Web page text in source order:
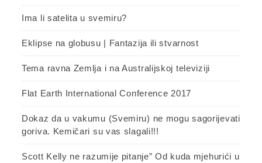
Ima li satelita u svemiru?
Eklipse na globusu | Fantazija ili stvarnost
Tema ravna Zemlja i na Australijskoj televiziji
Flat Earth International Conference 2017
Dokaz da u vakumu (Svemiru) ne mogu sagorijevati
goriva. Kemičari su vas slagali!!!
Scott Kelly ne razumije pitanje” Od kuda mjehurići u